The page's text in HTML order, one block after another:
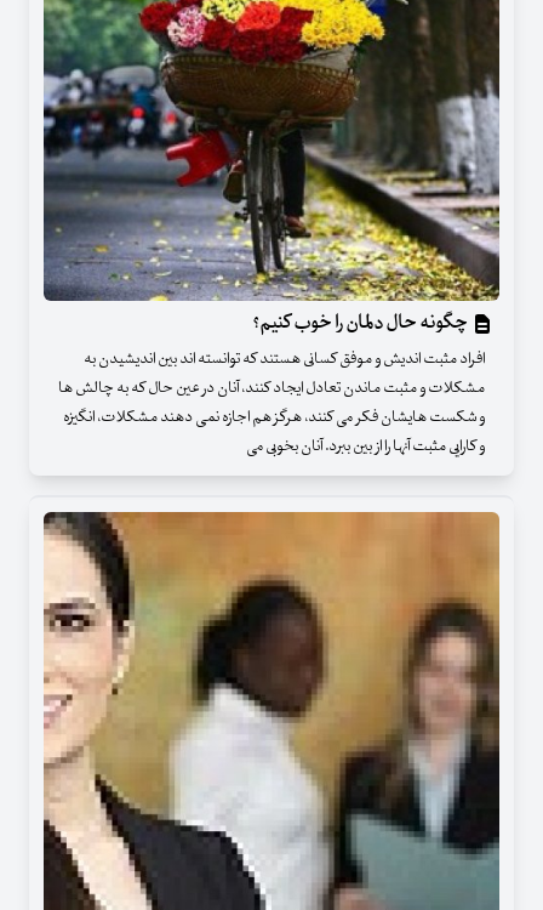
چگونه حال دلمان را خوب کنیم؟
افراد مثبت اندیش و موفق کسانی هستند که توانسته اند بین اندیشیدن به
مشکلات و مثبت ماندن تعادل ایجاد کنند، آنان در عین حال که به چالش ها
و شکست هایشان فکر می کنند، هرگز هم اجازه نمی دهند مشکلات، انگیزه
و کارایی مثبت آنها را از بین ببرد. آنان بخوبی می